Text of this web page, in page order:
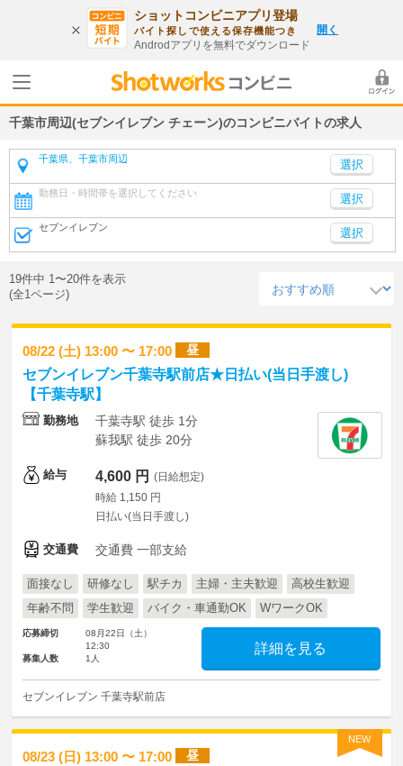
ショットコンビニアプリ登場
バイト探しで使える保存機能つき
Androdアプリを無料でダウンロード
開く
千葉市周辺(セブンイレブン チェーン)のコンビニバイトの求人
千葉県、千葉市周辺
勤務日・時間帯を選択してください 選択
セブンイレブン 選択
19件中 1〜20件を表示
(全1ページ)
08/22 (土) 13:00 〜 17:00 昼
セブンイレブン千葉寺駅前店★日払い(当日手渡し)
【千葉寺駅】
勤務地
千葉寺駅 徒歩 1分
蘇我駅 徒歩 20分
給与 4,600 円 (日給想定)
時給 1,150 円
日払い(当日手渡し)
交通費 交通費 一部支給
面接なし 研修なし 駅チカ 主婦・主夫歓迎
高校生歓迎
年齢不問
学生歓迎 バイク・車通勤OK WワークOK
応募締切
08月22日（土）
12:30
募集人数
1人
詳細を見る
セブンイレブン 千葉寺駅前店
NEW
08/23 (日) 13:00 〜 17:00 昼